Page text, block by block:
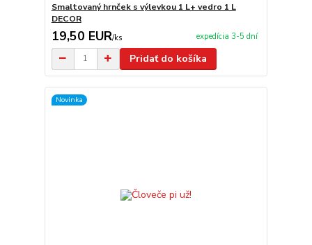
Smaltovaný hrnček s výlevkou 1 L+ vedro 1 L
DECOR
19,50 EUR/ks expedícia 3-5 dní
Pridať do košíka
Novinka